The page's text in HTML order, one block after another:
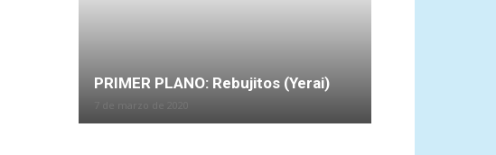
PRIMER PLANO: Rebujitos (Yerai)
7 de marzo de 2020